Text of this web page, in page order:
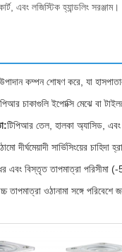
এবং লজিস্টিক হ্যান্ডলিং সরঞ্জাম।
কম্পন শোষণ করে, যা
চাকাগুলি ইপোক্সি মেঝে বা
টিপিআর তেল, হালকা অ্যাসিড, এবং
দীর্ঘমেয়াদী সার্ভিসিংয়ের চাহিদা
এবং বিস্তৃত তাপমাত্রা
ওঠানামা সঙ্গে পরিবেশে